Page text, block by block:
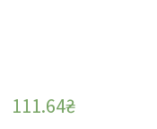
111.64₴